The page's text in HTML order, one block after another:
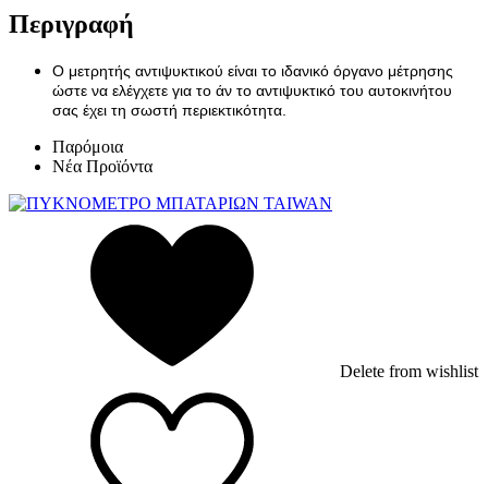
Περιγραφή
Ο μετρητής αντιψυκτικού είναι το ιδανικό όργανο μέτρησης
ώστε να ελέγχετε για το άν το αντιψυκτικό του αυτοκινήτου
σας έχει τη σωστή περιεκτικότητα.
Παρόμοια
Νέα Προϊόντα
Delete from wishlist